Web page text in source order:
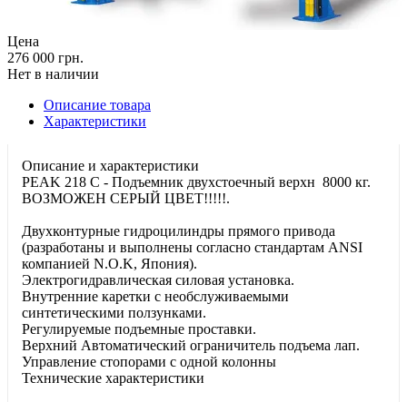
Цена
276 000 грн.
Нет в наличии
Описание товара
Характеристики
Описание и характеристики
PEAK 218 С - Подъемник двухстоечный верхн 8000 кг.
ВОЗМОЖЕН СЕРЫЙ ЦВЕТ!!!!!.
Двухконтурные гидроцилиндры прямого привода
(разработаны и выполнены согласно стандартам ANSI
компанией N.O.K, Япония).
Электрогидравлическая силовая установка.
Внутренние каретки с необслуживаемыми
синтетическими ползунками.
Регулируемые подъемные проставки.
Верхний Автоматический ограничитель подъема лап.
Управление стопорами с одной колонны
Технические характеристики